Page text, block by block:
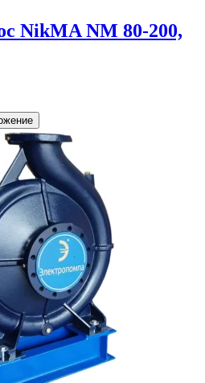
NikMA NM 80-200,